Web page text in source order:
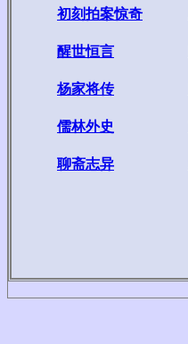
初刻拍案惊奇
醒世恒言
杨家将传
儒林外史
聊斋志异